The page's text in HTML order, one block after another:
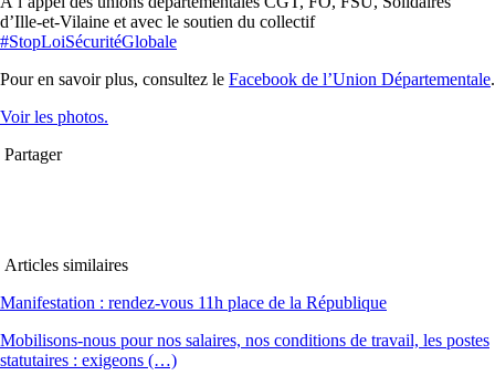
d’Ille-et-Vilaine et avec le soutien du collectif
#StopLoiSécuritéGlobale
Pour en savoir plus, consultez le Facebook de l’Union Départementale.
Voir les photos.
Partager
Articles similaires
Manifestation : rendez-vous 11h place de la République
Mobilisons-nous pour nos salaires, nos conditions de travail, les postes
statutaires : exigeons (…)